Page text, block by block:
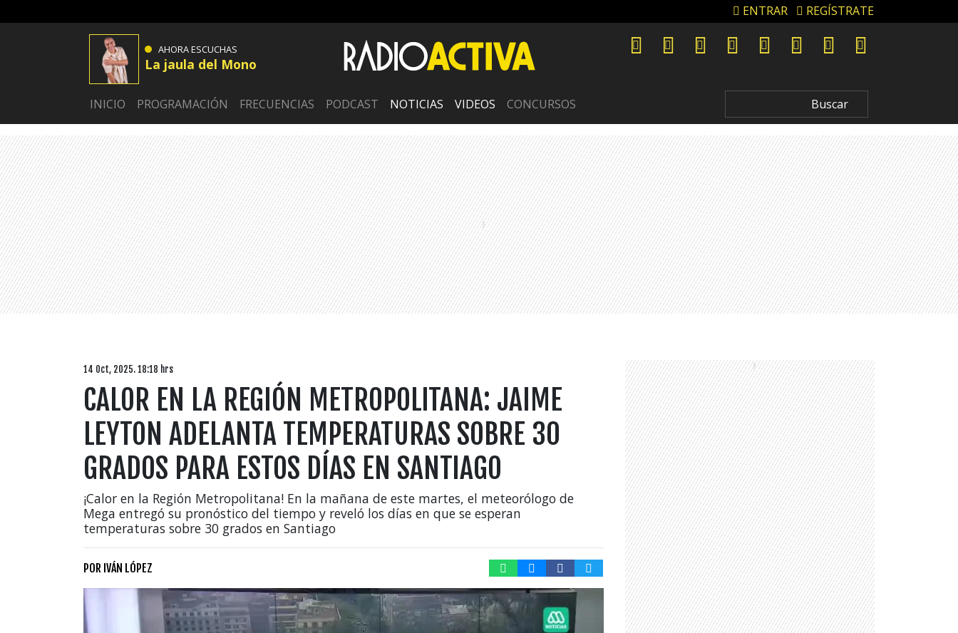
ENTRAR REGÍSTRATE
AHORA ESCUCHAS
La jaula del Mono
INICIO PROGRAMACIÓN FRECUENCIAS PODCAST NOTICIAS VIDEOS CONCURSOS
14 Oct, 2025. 18:18 hrs
CALOR EN LA REGIÓN METROPOLITANA: JAIME
LEYTON ADELANTA TEMPERATURAS SOBRE 30
GRADOS PARA ESTOS DÍAS EN SANTIAGO
¡Calor en la Región Metropolitana! En la mañana de este martes, el meteorólogo de
Mega entregó su pronóstico del tiempo y reveló los días en que se esperan
temperaturas sobre 30 grados en Santiago
POR IVÁN LÓPEZ